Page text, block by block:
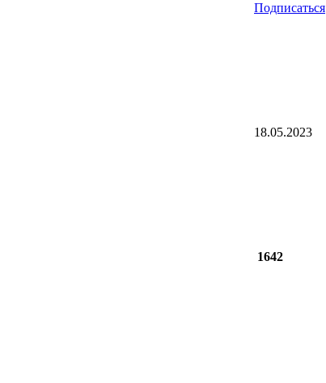
Подписаться
18.05.2023
1642